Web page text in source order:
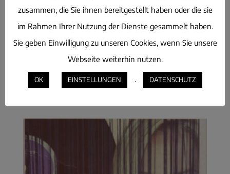
LICIA – TRAIN OF
THOUGHTS
zusammen, die Sie ihnen bereitgestellt haben oder die sie
im Rahmen Ihrer Nutzung der Dienste gesammelt haben.
Sie geben Einwilligung zu unseren Cookies, wenn Sie unsere
Webseite weiterhin nutzen.
OK EINSTELLUNGEN . DATENSCHUTZ